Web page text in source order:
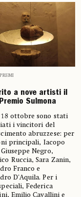
PREMI
a nove artisti il
Sulmona
18 ottobre sono stati
i vincitori del
abruzzese: per
principali, Iacopo
Negro,
Ruccia, Sara Zanin,
Franco e
D'Aquila. Per i
Federica
Emilio Cavallini e